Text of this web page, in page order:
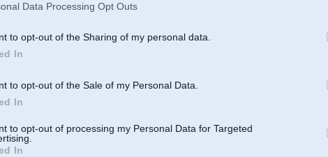
Data Processing Opt Outs
to opt-out of the Sharing of my personal data.
In
to opt-out of the Sale of my Personal Data.
In
to opt-out of processing my Personal Data for Targeted
In